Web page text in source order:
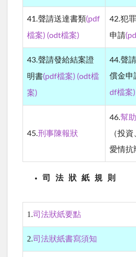
41.聲請送達書類(pdf
檔案) (odt檔案)
42.犯
申請
43.聲請發給結案證
明書(pdf檔案) (odt檔
案)
44.聲
償金申
df檔案)
45.刑事陳報狀
46.幫
（投
愛情抗
司 法 狀 紙 規 則
1.司法狀紙要點
2.司法狀紙書寫須知